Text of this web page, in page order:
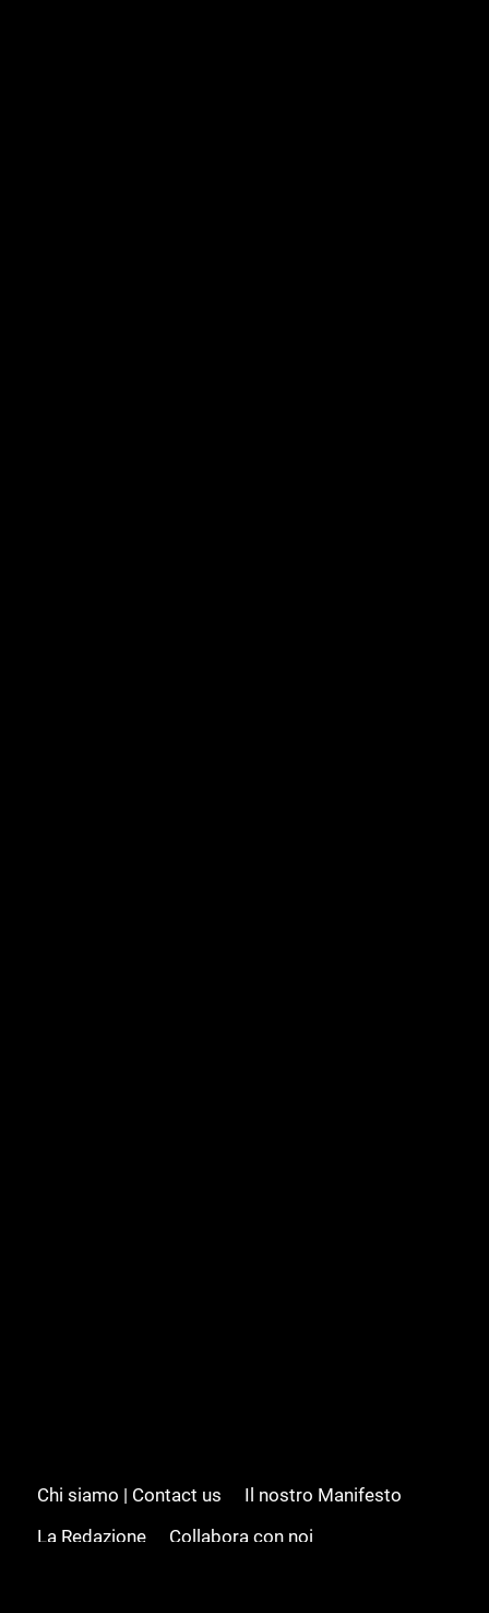
Chi siamo | Contact us
Il nostro Manifesto
La Redazione
Collabora con noi